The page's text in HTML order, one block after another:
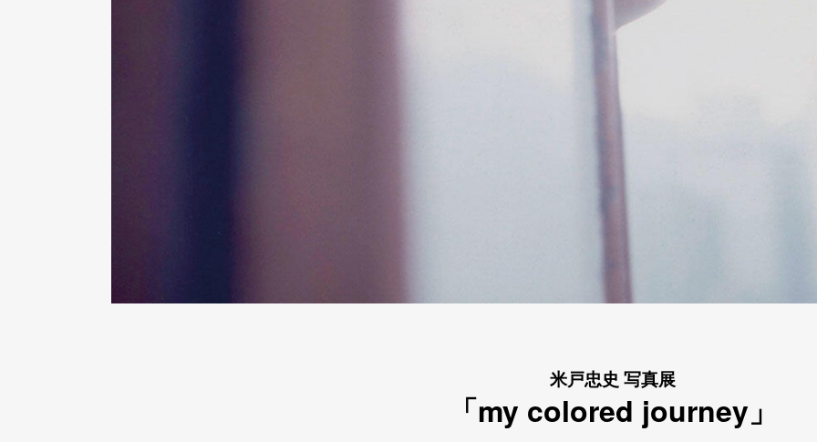
米戸忠史 写真展
「my colored journey」